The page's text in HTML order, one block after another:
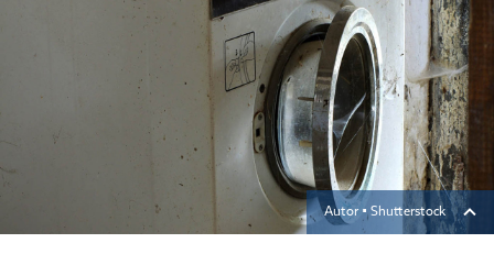
Autor ▪ Shutterstock